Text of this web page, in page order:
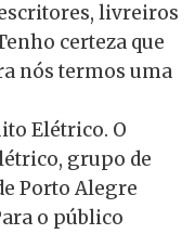
livreiros
certeza que
nós termos uma
Elétrico. O
grupo de
Porto Alegre
o público